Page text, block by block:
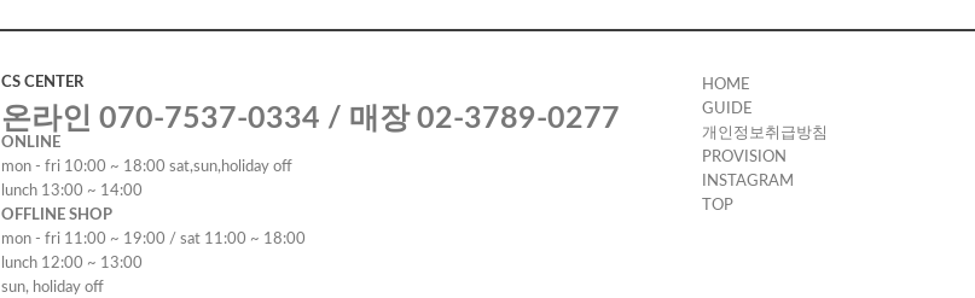
CS CENTER
온라인 070-7537-0334 / 매장 02-3789-0277
ONLINE
mon - fri 10:00 ~ 18:00 sat,sun,holiday off
lunch 13:00 ~ 14:00
OFFLINE SHOP
mon - fri 11:00 ~ 19:00 / sat 11:00 ~ 18:00
lunch 12:00 ~ 13:00
sun, holiday off
HOME
GUIDE
개인정보취급방침
PROVISION
INSTAGRAM
TOP